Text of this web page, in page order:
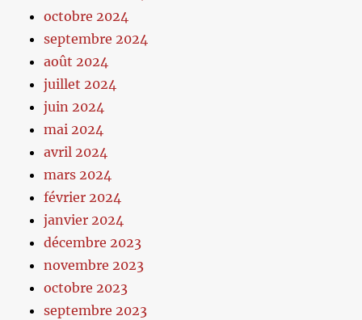
octobre 2024
septembre 2024
août 2024
juillet 2024
juin 2024
mai 2024
avril 2024
mars 2024
février 2024
janvier 2024
décembre 2023
novembre 2023
octobre 2023
septembre 2023